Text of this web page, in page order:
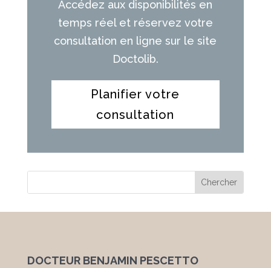
Accédez aux disponibilités en
temps réel et réservez votre
consultation en ligne sur le site
Doctolib.
Planifier votre
consultation
DOCTEUR BENJAMIN PESCETTO